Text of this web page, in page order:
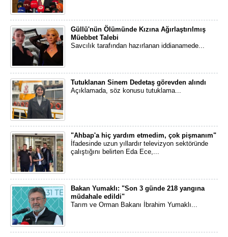
Güllü'nün Ölümünde Kızına Ağırlaştırılmış
Müebbet Talebi
Savcılık tarafından hazırlanan iddianamede...
Tutuklanan Sinem Dedetaş görevden alındı
Açıklamada, söz konusu tutuklama...
"Ahbap'a hiç yardım etmedim, çok pişmanım"
İfadesinde uzun yıllardır televizyon sektöründe
çalıştığını belirten Eda Ece,...
Bakan Yumaklı: "Son 3 günde 218 yangına
müdahale edildi"
Tarım ve Orman Bakanı İbrahim Yumaklı...